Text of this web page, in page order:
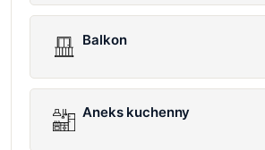
Balkon
Aneks kuchenny